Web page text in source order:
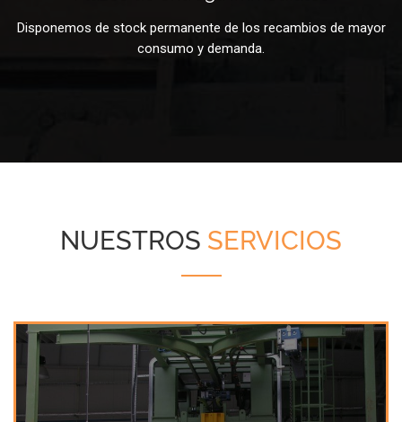
Disponemos de stock permanente de los recambios de mayor
consumo y demanda.
NUESTROS SERVICIOS
+info